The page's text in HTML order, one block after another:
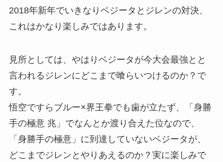
2018年新年でいきなりベジータとジレンの対決、
これはかなり楽しみではあります。
見所としては、やはりベジータが今大会最強とと
言われるジレンにどこまで喰らいつけるのか？で
す。
悟空ですらブルー×界王拳でも歯が立たず、「身勝
手の極意 兆」でなんとか渡り合えた位なので、
「身勝手の極意」に到達していないベジータが、
どこまでジレンとやりあえるのか？実に楽しみで